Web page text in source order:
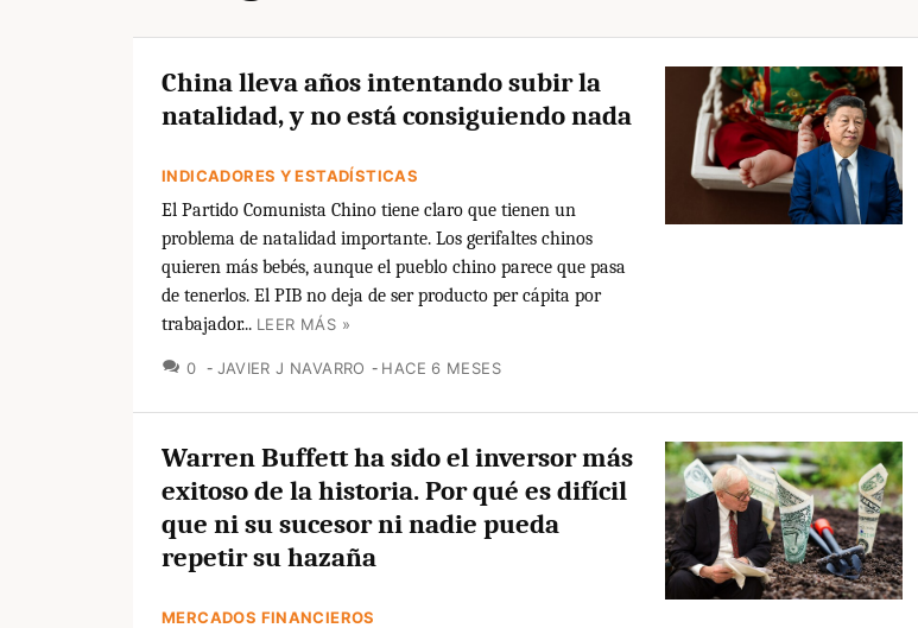
China lleva años intentando subir la
natalidad, y no está consiguiendo nada
INDICADORES Y ESTADÍSTICAS
El Partido Comunista Chino tiene claro que tienen un
problema de natalidad importante. Los gerifaltes chinos
quieren más bebés, aunque el pueblo chino parece que pasa
de tenerlos. El PIB no deja de ser producto per cápita por
trabajador... LEER MÁS »
0 COMENTARIOS
JAVIER J NAVARRO HACE 6 MESES
Warren Buffett ha sido el inversor más
exitoso de la historia. Por qué es difícil
que ni su sucesor ni nadie pueda
repetir su hazaña
MERCADOS FINANCIEROS